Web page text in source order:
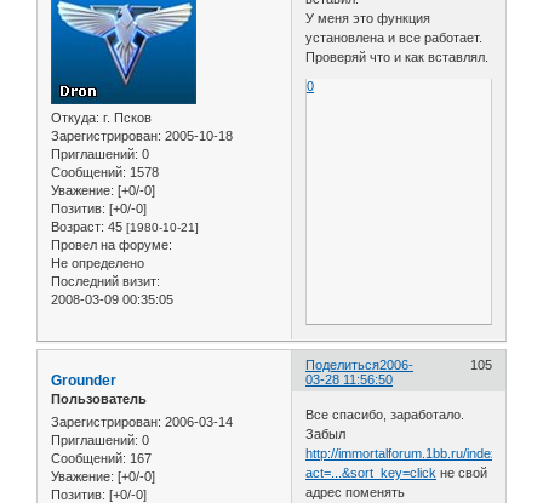
Откуда: г. Псков
Зарегистрирован: 2005-10-18
Приглашений: 0
Сообщений: 1578
Уважение: [+0/-0]
Позитив: [+0/-0]
Возраст: 45 [1980-10-21]
Провел на форуме:
Не определено
Последний визит:
2008-03-09 00:35:05
У меня это функция
установлена и все работает.
Проверяй что и как вставлял.
0
Поделиться 105
2006-
03-28 11:56:50
Grounder
Пользователь
Зарегистрирован: 2006-03-14
Приглашений: 0
Сообщений: 167
Уважение: [+0/-0]
Позитив: [+0/-0]
Все спасибо, заработало.
Забыл
http://immortalforum.1bb.ru/index.php?
act=...&sort_key=click не свой
адрес поменять